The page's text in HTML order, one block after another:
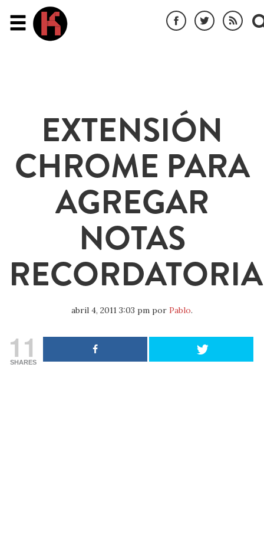
EXTENSIÓN
CHROME PARA
AGREGAR
NOTAS
abril 4, 2011 3:03 pm por Pablo.
11
SHARES